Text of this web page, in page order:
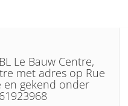
Le Bauw Centre,
met adres op Rue
en gekend onder